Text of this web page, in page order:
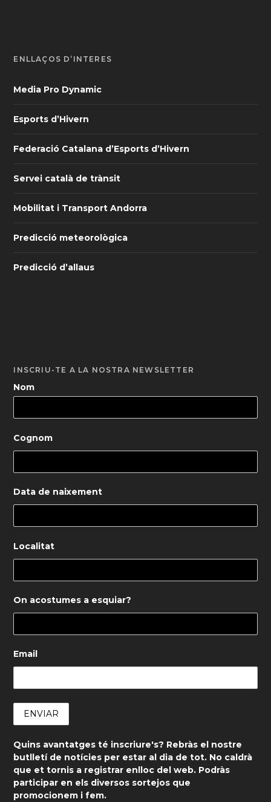
ENLLAÇOS D’INTERÈS
Media Pro Dynamic
Esports d’Hivern
Federació Catalana d’Esports d’Hivern
Servei català de trànsit
Mobilitat i Transport Andorra
Predicció meteorològica
Predicció d’allaus
INSCRIU-TE A LA NOSTRA NEWSLETTER
Nom
Cognom
Data de naixement
Localitat
On acostumes a esquiar?
Email
Quins avantatges té inscriure's? Rebràs el nostre
butlletí de notícies per estar al dia de tot. No caldrà
que et tornis a registrar enlloc del web. Podràs
participar en els diversos sortejos que
promocionem i fem.